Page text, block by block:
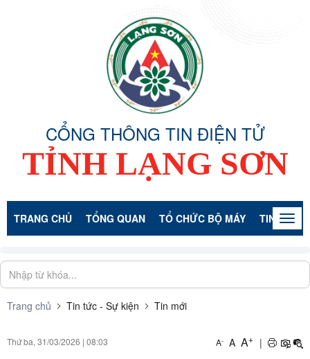
CỔNG THÔNG TIN ĐIỆN TỬ
TỈNH LẠNG SƠN
TRANG CHỦ TỔNG QUAN TỔ CHỨC BỘ MÁY TIN TỨC -
Trang chủ Tin tức - Sự kiện Tin mới
Thứ ba, 31/03/2026 | 08:03 A- A A+ |